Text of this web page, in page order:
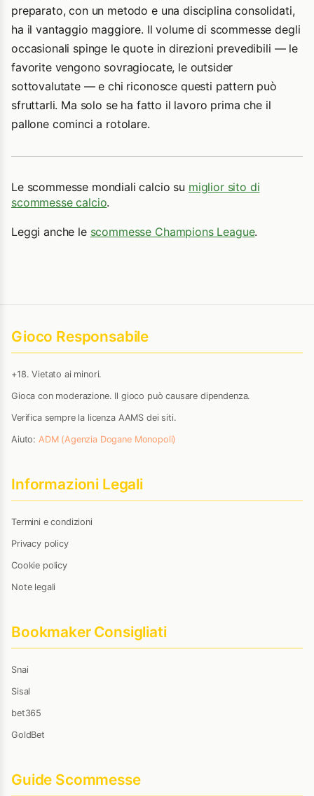
preparato, con un metodo e una disciplina consolidati,
ha il vantaggio maggiore. Il volume di scommesse degli
occasionali spinge le quote in direzioni prevedibili — le
favorite vengono sovragiocate, le outsider
sottovalutate — e chi riconosce questi pattern può
sfruttarli. Ma solo se ha fatto il lavoro prima che il
pallone cominci a rotolare.
Le scommesse mondiali calcio su miglior sito di
scommesse calcio.
Leggi anche le scommesse Champions League.
Gioco Responsabile
+18. Vietato ai minori.
Gioca con moderazione. Il gioco può causare dipendenza.
Verifica sempre la licenza AAMS dei siti.
Aiuto: ADM (Agenzia Dogane Monopoli)
Informazioni Legali
Termini e condizioni
Privacy policy
Cookie policy
Note legali
Bookmaker Consigliati
Snai
Sisal
bet365
GoldBet
Guide Scommesse